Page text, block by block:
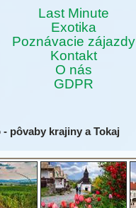
Last Minute
Exotika
Poznávacie zájazdy
Kontakt
O nás
GDPR
pôvaby krajiny a Tokaj